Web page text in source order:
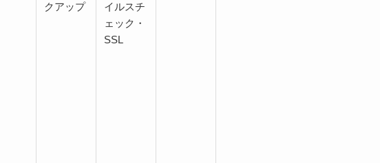
クアップ
イルスチ
ェック・
SSL